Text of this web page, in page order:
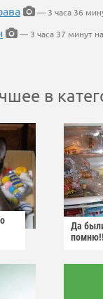
— 3 часа 36
— 3 часа 37 минут
в
Да
помню!!